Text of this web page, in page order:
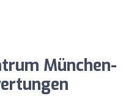
München-